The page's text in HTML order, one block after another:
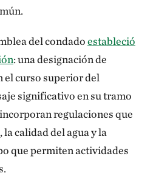
del condadoestableció
: una designación de
curso superior del
significativo en su tramo
regulaciones que
la calidad del agua y la
que permiten actividades